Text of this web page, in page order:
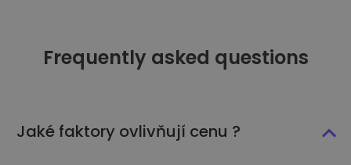
Frequently asked questions
Jaké faktory ovlivňují cenu ?